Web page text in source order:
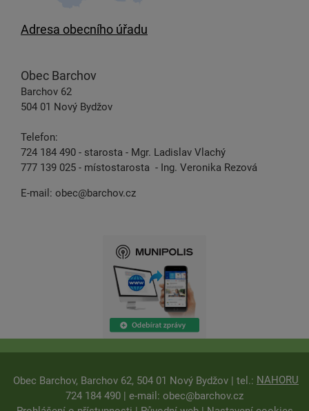
Adresa obecního úřadu
Obec Barchov
Barchov 62
504 01 Nový Bydžov
Telefon:
724 184 490 - starosta - Mgr. Ladislav Vlachý
777 139 025 - místostarosta - Ing. Veronika Rezová
E-mail: obec@barchov.cz
NAHORU
Obec Barchov, Barchov 62, 504 01 Nový Bydžov | tel.:
724 184 490 | e-mail: obec@barchov.cz